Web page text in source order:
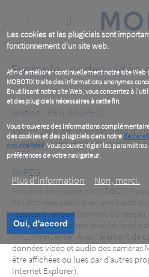
Les cookies et les plugiciels sont
fonctionnement d'un site web.
Afin d'améliorer continuellement notre site Web
MOBOTIX traite des informations anonymes
En utilisant notre site Web, vous consentez à
et des plugiciels nécessaires à cette fin.
Vous trouverez des informations
des cookies et des plugiciels dans notre
des données. Vous pouvez régler les paramètres
préférences de votre navigateur.
Plus d‘information Non, merci.
Oui, d'accord
content
Exemple : codec vidéo
Motion JPEG (M-JPEG)
Motion JPEG est un codec vidéo qui
image de la séquence, en lui
JPEG.
MxPEG
Procédé développé par MOBOTIX
des données vidéo avec une haute
réduisant l’encombrement du
être affichées ou lues avec les
MxControlCenter. Avec l’élément de
données vidéo et audio des caméras
être affichées ou lues par d’autres
Internet Explorer).